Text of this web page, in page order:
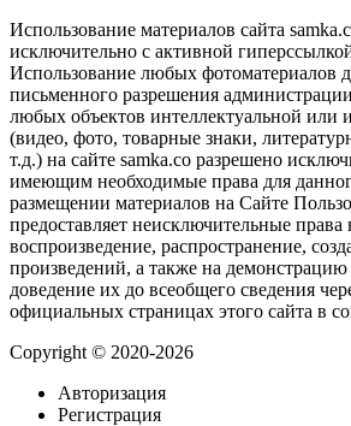
Использование материалов сайта
исключительно с активной
Использование любых фотоматериалов
письменного разрешения
любых объектов интеллектуальной или
(видео, фото, товарные знаки,
т.д.) на сайте samka.co разрешено
имеющим необходимые права для
размещении материалов на Сайте
предоставляет неисключительные права
воспроизведение, распространение,
произведений, а также на демонстрацию
доведение их до всеобщего сведения
официальных страницах этого сайта в
Copyright © 2020-2026
Авторизация
Регистрация